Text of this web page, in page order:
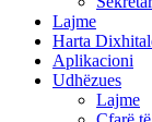
Lajme
Harta
Aplikacioni
Udhëzues
Lajme